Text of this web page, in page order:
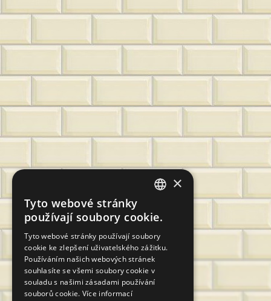
GERMAN
×
Tyto webové stránky
používají soubory cookie.
Tyto webové stránky používají soubory
cookie ke zlepšení uživatelského zážitku.
Používáním našich webových stránek
souhlasíte se všemi soubory cookie v
souladu s našimi zásadami používání
souborů cookie. Více informací